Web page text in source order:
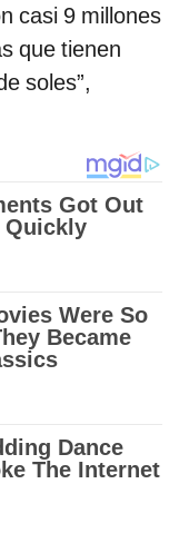
casi 9 millones
que tienen
soles”,